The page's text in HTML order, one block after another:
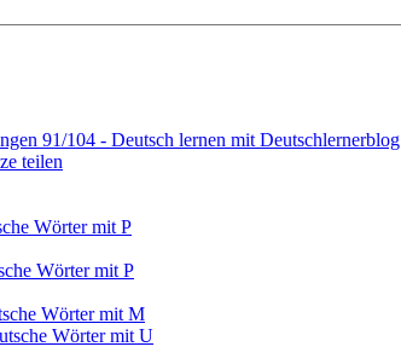
91/104 - Deutsch lernen mit Deutschlernerblog
teilen
Wörter mit P
Wörter mit P
Wörter mit M
Wörter mit U